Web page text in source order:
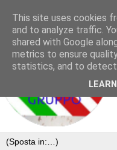
This site uses cookies
and to analyze traffic.
shared with Google
metrics to ensure
statistics, and to detect